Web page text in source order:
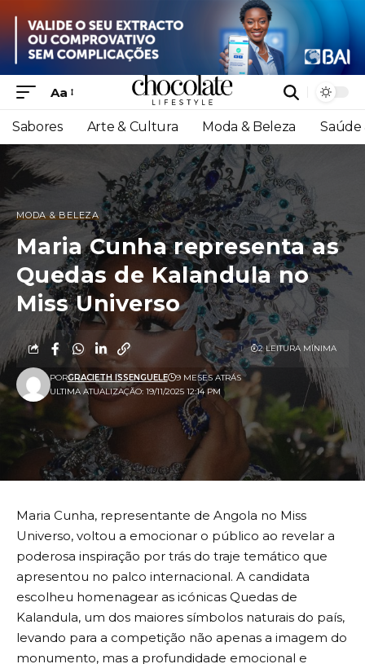
Aa
Sabores Arte & Cultura Moda & Beleza Saúde
MODA & BELEZA
Maria Cunha representa as
Quedas de Kalandula no
Miss Universo
ULTIMA ATUALIZAÇÃO: 19/11/2025 12:14 PM
PORGRACIETH ISSENGUELE 9 MESES ATRÁS
2 LEITURA MÍNIMA
Maria Cunha, representante de Angola no Miss
Universo, voltou a emocionar o público ao revelar a
poderosa inspiração por trás do traje temático que
apresentou no palco internacional. A candidata
escolheu homenagear as icónicas Quedas de
Kalandula, um dos maiores símbolos naturais do país,
levando para a competição não apenas a imagem do
monumento, mas a profundidade emocional e